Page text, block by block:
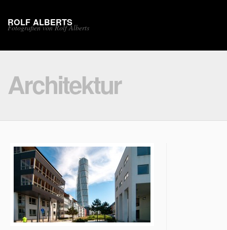
ROLF ALBERTS
Fotografien von Rolf Alberts
Architektur
Architektur
Allgemein+Architektur